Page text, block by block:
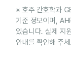
※ 호주 간호학과
기준 정보이며,
있습니다. 실제 지
안내를 확인해 주